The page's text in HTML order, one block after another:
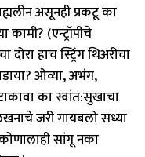
असूनही प्रकटू का
(एन्ट्रॉपीचे
हाच स्ट्रिंग थिअरीचा
ओव्या, अभंग,
का स्वांत:सुखाचा
जरी गायबलो सध्या
सांगू नका